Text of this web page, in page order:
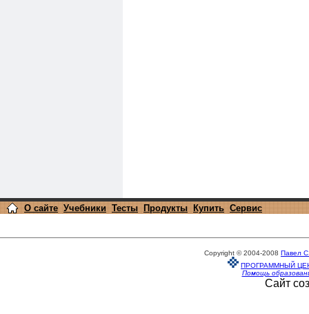
О сайте Учебники Тесты Продукты Купить Сервис
Copyright © 2004-2008 Павел
ПРОГРАММНЫЙ
Помощь
Сайт